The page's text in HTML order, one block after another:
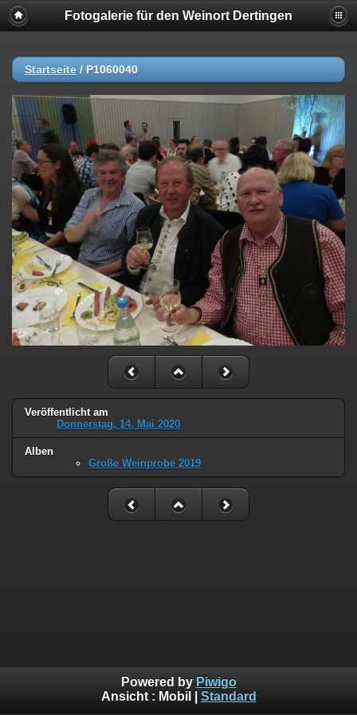
Fotogalerie für den Weinort Dertingen
Startseite / P1060040
Veröffentlicht am
Donnerstag, 14. Mai 2020
Alben
Große Weinprobe 2019
Powered by Piwigo
Ansicht : Mobil Standard